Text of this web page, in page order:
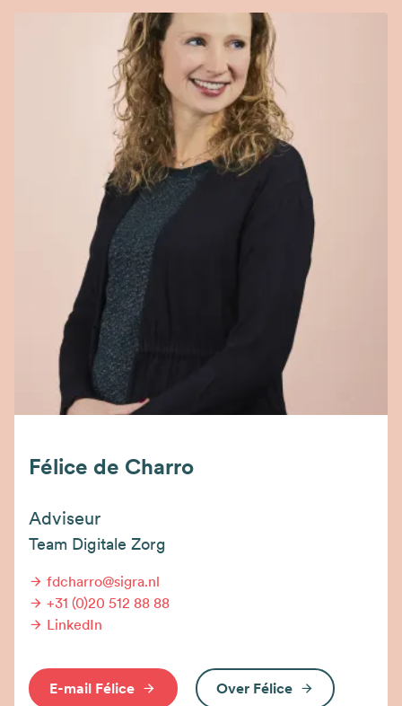
Félice de Charro
Adviseur
Team Digitale Zorg
fdcharro@sigra.nl
+31 (0)20 512 88 88
LinkedIn
E-mail Félice Over Félice